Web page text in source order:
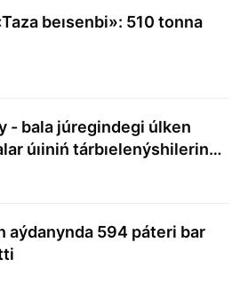
beısenbi»: 510 tonna
- bala júregindegi úlken
úıiniń tárbıelenýshilerine
aýdanynda 594 páteri bar